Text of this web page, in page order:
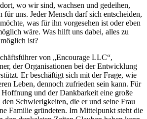
wo wir sind, wachsen und gedeihen,
für uns. Jeder Mensch darf sich entscheiden,
was für ihn vorgesehen ist oder eben
wäre. Was hilft uns dabei, alles zu
ist?
von „Encourage LLC“,
der Organisationen bei der Entwicklung
Er beschäftigt sich mit der Frage, wie
Leben, dennoch zufrieden sein kann. Für
und der Dankbarkeit eine große
Schwierigkeiten, die er und seine Frau
Familie gründeten. Im Mittelpunkt steht die